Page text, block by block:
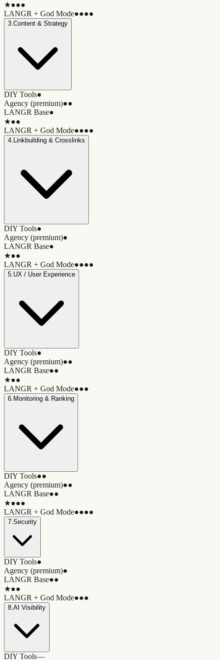
★●●●
LANGR + God Mode●●●●
3.Content & Strategy
DIY Tools●
Agency (premium)●●
LANGR Base●
★●●
LANGR + God Mode●●●●
4. Linkbuilding & Crosslinks
DIY Tools●
Agency (premium)●
LANGR Base●
★●●
LANGR + God Mode●●●●
5.UX / User Experience
DIY Tools●
Agency (premium)●●
LANGR Base●●
★●●
LANGR + God Mode●●●
6. Monitoring & Ranking
DIY Tools●●
Agency (premium)●●
LANGR Base●●
★●●●
LANGR + God Mode●●●●
7.Security
DIY Tools●
Agency (premium)●
LANGR Base●●
★●●
LANGR + God Mode●●●
8.AI Visibility
DIY Tools—